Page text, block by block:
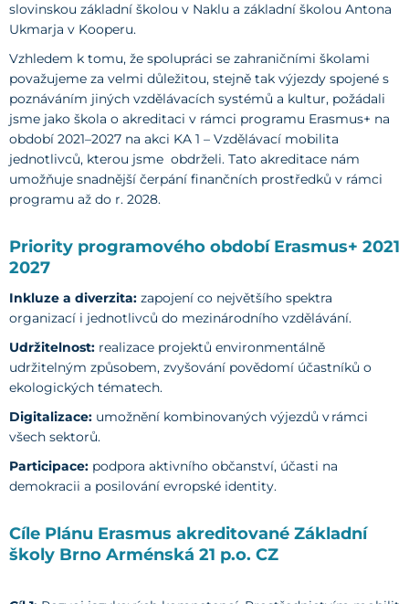
slovinskou základní školou v Naklu a základní školou Antona
Ukmarja v Kooperu.
Vzhledem k tomu, že spolupráci se zahraničními školami
považujeme za velmi důležitou, stejně tak výjezdy spojené s
poznáváním jiných vzdělávacích systémů a kultur, požádali
jsme jako škola o akreditaci v rámci programu Erasmus+ na
období 2021–2027 na akci KA 1 – Vzdělávací mobilita
jednotlivců, kterou jsme obdrželi. Tato akreditace nám
umožňuje snadnější čerpání finančních prostředků v rámci
programu až do r. 2028.
Priority programového období Erasmus+ 2021
2027
Inkluze a diverzita: zapojení co největšího spektra
organizací i jednotlivců do mezinárodního vzdělávání.
Udržitelnost: realizace projektů environmentálně
udržitelným způsobem, zvyšování povědomí účastníků o
ekologických tématech.
Digitalizace: umožnění kombinovaných výjezdů v rámci
všech sektorů.
Participace: podpora aktivního občanství, účasti na
demokracii a posilování evropské identity.
Cíle Plánu Erasmus akreditované Základní
školy Brno Arménská 21 p.o. CZ